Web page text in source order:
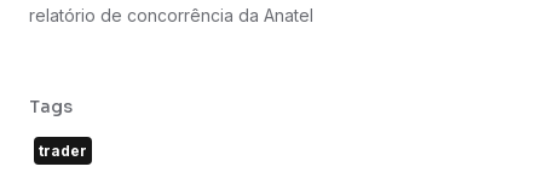
relatório de concorrência da Anatel
Tags
trader